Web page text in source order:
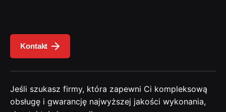
Kontakt
Jeśli szukasz firmy, która zapewni Ci kompleksową
obsługę i gwarancję najwyższej jakości wykonania,